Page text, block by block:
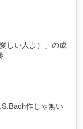
しい人よ）」の成
作じゃ無い